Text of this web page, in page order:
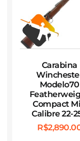
Carabina
Modelo70
Compact
Calibre 22-
R$